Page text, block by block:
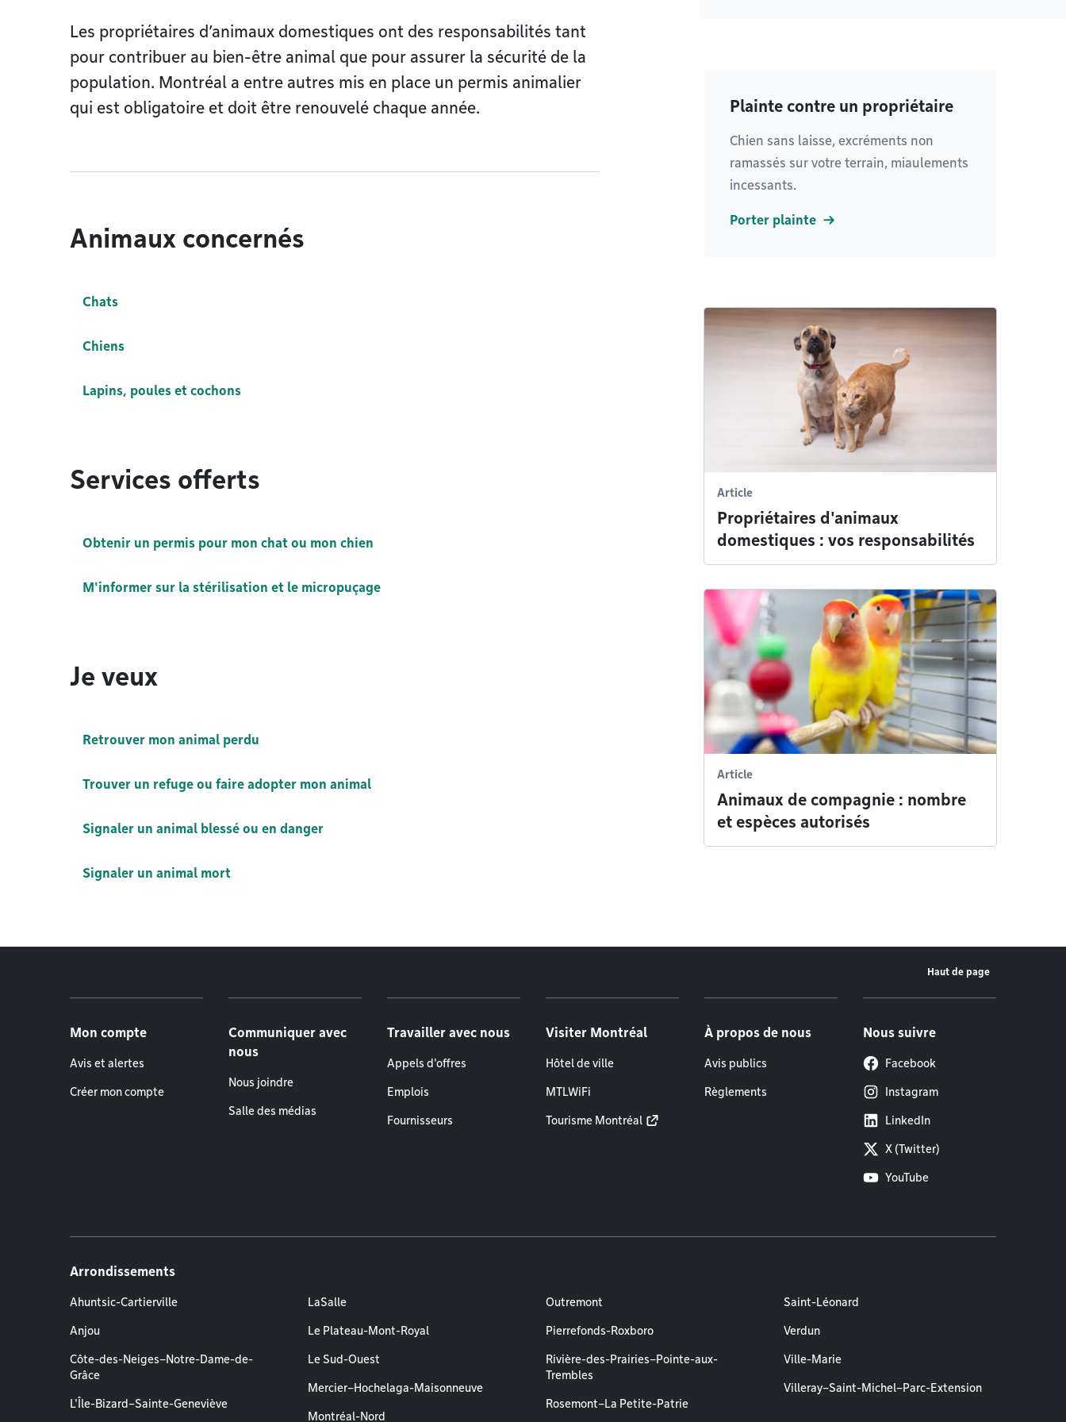
Les propriétaires d’animaux domestiques ont des responsabilités tant
pour contribuer au bien-être animal que pour assurer la sécurité de la
population. Montréal a entre autres mis en place un permis animalier
qui est obligatoire et doit être renouvelé chaque année.
Animaux concernés
Chats
Chiens
Lapins, poules et cochons
Services offerts
Obtenir un permis pour mon chat ou mon chien
M'informer sur la stérilisation et le micropuçage
Je veux
Retrouver mon animal perdu
Trouver un refuge ou faire adopter mon animal
Signaler un animal blessé ou en danger
Signaler un animal mort
Plainte contre un propriétaire
Chien sans laisse, excréments non
ramassés sur votre terrain, miaulements
incessants.
Porter plainte
Article
Propriétaires d'animaux
domestiques : vos responsabilités
Article
Animaux de compagnie : nombre
et espèces autorisés
Haut de page
Mon compte
Avis et alertes
Créer mon compte
Communiquer avec
nous
Nous joindre
Salle des médias
Travailler avec nous
Appels d'offres
Emplois
Fournisseurs
Visiter Montréal
Hôtel de ville
MTLWiFi
Tourisme Montréal
À propos de nous
Avis publics
Règlements
Nous suivre
Facebook
Instagram
LinkedIn
X (Twitter)
YouTube
Arrondissements
Ahuntsic-Cartierville
Anjou
Côte-des-Neiges–Notre-Dame-de-
Grâce
L'Île-Bizard–Sainte-Geneviève
LaSalle
Le Plateau-Mont-Royal
Le Sud-Ouest
Mercier–Hochelaga-Maisonneuve
Montréal-Nord
Outremont
Pierrefonds-Roxboro
Rivière-des-Prairies–Pointe-aux-
Trembles
Rosemont–La Petite-Patrie
Saint-Léonard
Verdun
Ville-Marie
Villeray–Saint-Michel–Parc-Extension